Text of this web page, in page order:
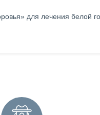
для лечения белой